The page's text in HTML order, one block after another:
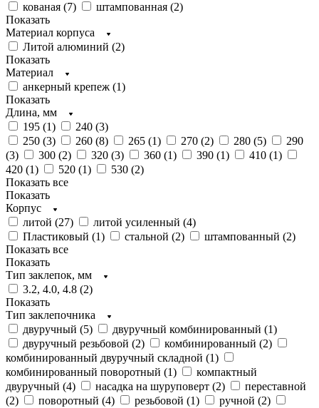
кованая (7) штампованная (2)
Показать
Материал корпуса
Литой алюминий (2)
Показать
Материал
анкерный крепеж (1)
Показать
Длина, мм
195 (1) 240 (3)
250 (3) 260 (8) 265 (1) 270 (2) 280 (5)
290
(3) 300 (2) 320 (3) 360 (1) 390 (1) 410 (1)
420 (1) 520 (1) 530 (2)
Показать все
Показать
Корпус
литой (27) литой усиленный (4)
Пластиковый (1) стальной (2) штампованный (2)
Показать все
Показать
Тип заклепок, мм
3.2, 4.0, 4.8 (2)
Показать
Тип заклепочника
двуручный (5) двуручный комбинированный (1)
двуручный резьбовой (2) комбинированный (2)
комбинированный двуручный складной (1)
комбинированный поворотный (1)
компактный
двуручный (4) насадка на шуруповерт (2)
переставной
(2) поворотный (4) резьбовой (1) ручной (2)